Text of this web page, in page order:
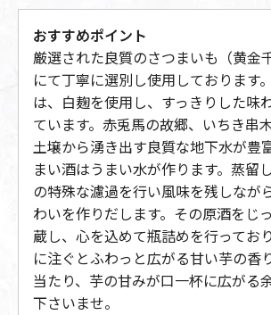
おすすめポイント
厳選された良質のさつまいも（黄金
にて丁寧に選別し使用しております
は、白麹を使用し、すっきりした味
ています。赤兎馬の故郷、いちき串
土壌から湧き出す良質な地下水が豊
まい酒はうまい水が作ります。蒸留
の特殊な濾過を行い風味を残しなが
わいを作りだします。その原酒をじ
蔵し、心を込めて瓶詰めを行ってお
に注ぐとふわっと広がる甘い芋の香
当たり、芋の甘みが口一杯に広がる
下さいませ。